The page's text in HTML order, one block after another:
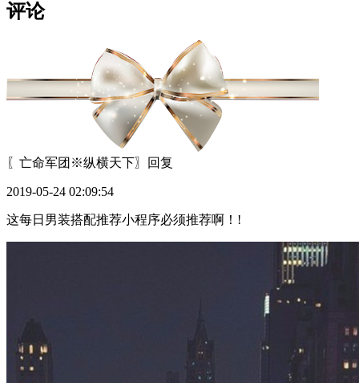
评论
〖亡命军团※纵横天下〗 回复
2019-05-24 02:09:54
这每日男装搭配推荐小程序必须推荐啊！!